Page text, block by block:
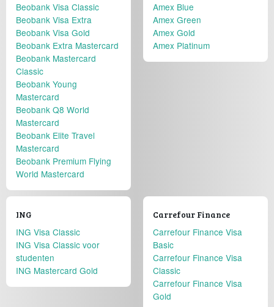
Beobank Visa Classic
Beobank Visa Extra
Beobank Visa Gold
Beobank Extra Mastercard
Beobank Mastercard
Classic
Beobank Young
Mastercard
Beobank Q8 World
Mastercard
Beobank Elite Travel
Mastercard
Beobank Premium Flying
World Mastercard
Amex Blue
Amex Green
Amex Gold
Amex Platinum
ING
ING Visa Classic
ING Visa Classic voor
studenten
ING Mastercard Gold
Carrefour Finance
Carrefour Finance Visa
Basic
Carrefour Finance Visa
Classic
Carrefour Finance Visa
Gold